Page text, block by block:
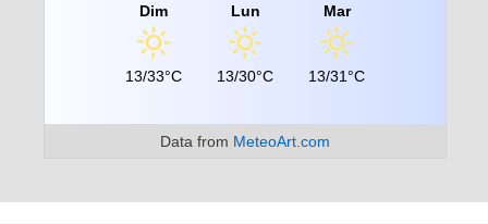
Dim
13/33°C
Lun
13/30°C
Mar
13/31°C
Data from MeteoArt.com